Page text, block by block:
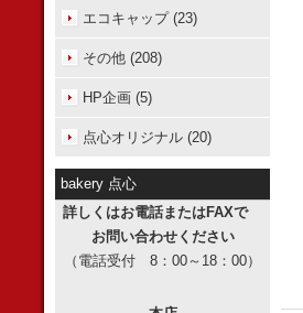
エコキャップ (23)
その他 (208)
HP企画 (5)
点心オリジナル (20)
bakery 点心
詳しくはお電話またはFAXで
お問い合わせください
（電話受付 8：00～18：00）